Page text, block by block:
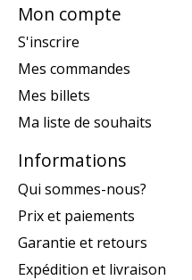
Mon compte
S'inscrire
Mes commandes
Mes billets
Ma liste de souhaits
Informations
Qui sommes-nous?
Prix et paiements
Garantie et retours
Expédition et livraison